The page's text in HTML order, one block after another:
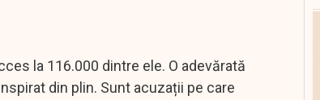
la 116.000 dintre ele. O adevărată
din plin. Sunt acuzații pe care